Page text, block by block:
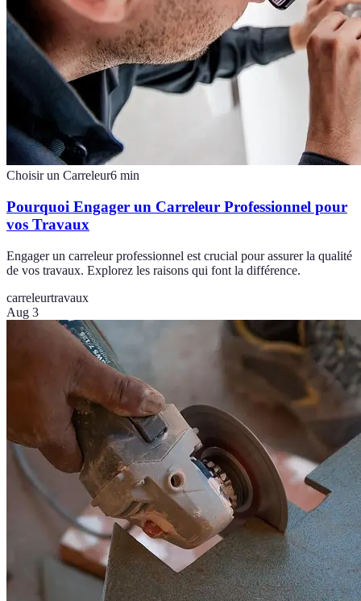
Choisir un Carreleur6 min
Pourquoi Engager un Carreleur Professionnel pour
vos Travaux
Engager un carreleur professionnel est crucial pour assurer la qualité
de vos travaux. Explorez les raisons qui font la différence.
carreleurtravaux
Aug 3